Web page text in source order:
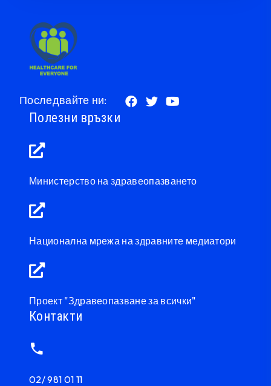
Последвайте ни:
Полезни връзки
Министерство на здравеопазването
Национална мрежа на здравните медиатори
Проект "Здравеопазване за всички"
Контакти
02/ 981 01 11